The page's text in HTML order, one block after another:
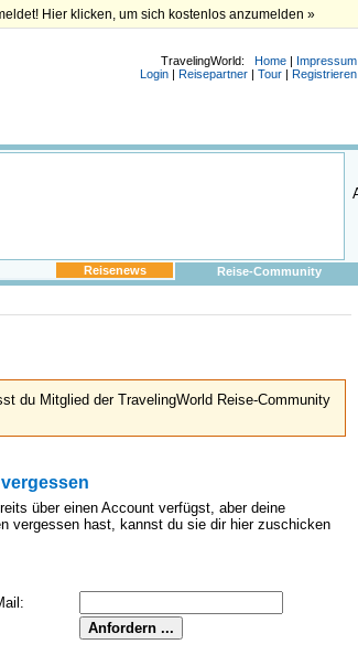
Hier klicken, um sich kostenlos anzumelden »
TravelingWorld: Home | Impressum
Login | Reisepartner | Tour | Registrieren
Reisenews Reise-Community
du Mitglied der TravelingWorld Reise-Community
über einen Account verfügst, aber deine
vergessen hast, kannst du sie dir hier zuschicken